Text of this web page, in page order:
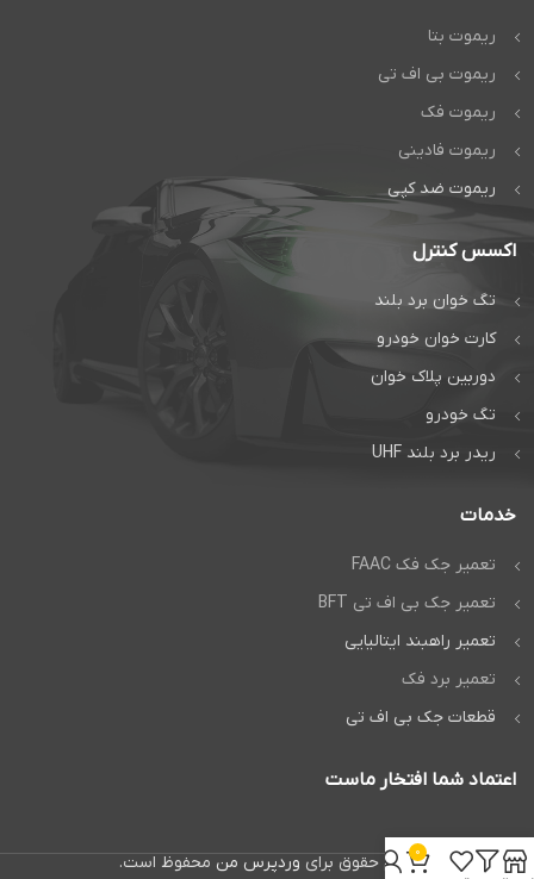
ریموت بتا
ریموت بی اف تی
ریموت فک
ریموت فادینی
ریموت ضد کپی
اکسس کنترل
تگ خوان برد بلند
کارت خوان خودرو
دوربین پلاک خوان
تگ خودرو
ریدر برد بلند UHF
خدمات
تعمیر جک فک FAAC
تعمیر جک بی اف تی BFT
تعمیر راهبند ایتالیایی
تعمیر برد فک
قطعات جک بی اف تی
اعتماد شما افتخار ماست
تمام حقوق برای وردپرس من محفوظ است. 0